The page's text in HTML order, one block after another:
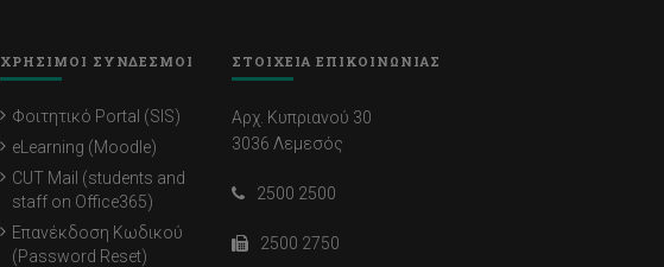
ΧΡΗΣΙΜΟΙ ΣΥΝΔΕΣΜΟΙ
Φοιτητικό Portal (SIS)
eLearning (Moodle)
CUT Mail (students and
staff on Office365)
Επανέκδοση Κωδικού
(Password Reset)
ΣΤΟΙΧΕΙΑ ΕΠΙΚΟΙΝΩΝΙΑΣ
Αρχ. Κυπριανού 30
3036 Λεμεσός
2500 2500
2500 2750